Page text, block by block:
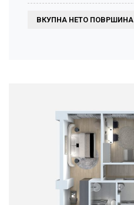
ВКУПНА НЕТО ПОВРШИНА